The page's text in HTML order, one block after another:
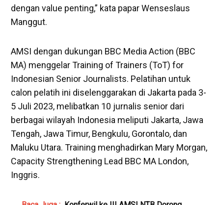
dengan value penting,” kata papar Wenseslaus
Manggut.
AMSI dengan dukungan BBC Media Action (BBC
MA) menggelar Training of Trainers (ToT) for
Indonesian Senior Journalists. Pelatihan untuk
calon pelatih ini diselenggarakan di Jakarta pada 3-
5 Juli 2023, melibatkan 10 jurnalis senior dari
berbagai wilayah Indonesia meliputi Jakarta, Jawa
Tengah, Jawa Timur, Bengkulu, Gorontalo, dan
Maluku Utara. Training menghadirkan Mary Morgan,
Capacity Strengthening Lead BBC MA London,
Inggris.